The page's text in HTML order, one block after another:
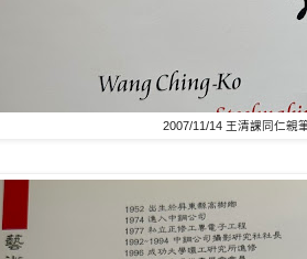
2007/11/14 王清課同仁親